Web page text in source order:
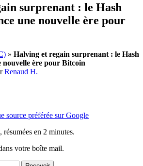
surprenant : le Hash
une nouvelle ère pour
» Halving et regain surprenant : le Hash
nouvelle ère pour Bitcoin
Renaud H.
source préférée sur Google
résumées en 2 minutes.
votre boîte mail.